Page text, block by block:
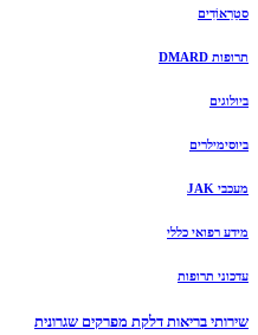
סטֵרֵאוֹדִים
תרופות DMARD
ביולוגים
ביוסימילרים
מעכבי JAK
מידע רפואי כללי
עדכוני תרופות
שירותי בריאות דלקת מפרקים שגרונית